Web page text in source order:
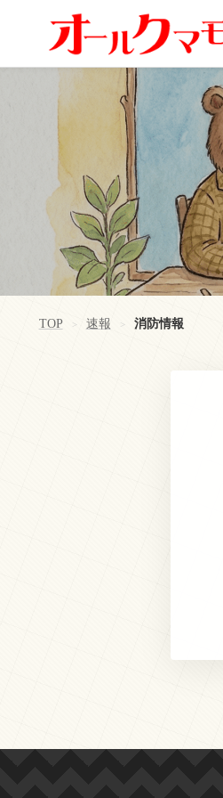
TOP > 速報 > 消防情報